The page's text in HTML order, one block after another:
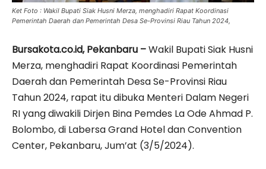
Ket Foto : Wakil Bupati Siak Husni Merza, menghadiri Rapat Koordinasi
Pemerintah Daerah dan Pemerintah Desa Se-Provinsi Riau Tahun 2024,
Bursakota.co.id, Pekanbaru –Wakil Bupati Siak Husni
Merza, menghadiri Rapat Koordinasi Pemerintah
Daerah dan Pemerintah Desa Se-Provinsi Riau
Tahun 2024, rapat itu dibuka Menteri Dalam Negeri
RI yang diwakili Dirjen Bina Pemdes La Ode Ahmad P.
Bolombo, di Labersa Grand Hotel dan Convention
Center, Pekanbaru, Jum’at (3/5/2024).